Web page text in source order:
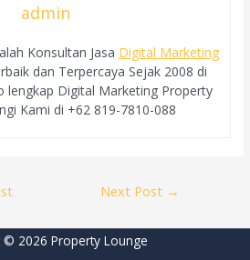
admin
Konsultan Jasa Digital Marketing
dan Terpercaya Sejak 2008 di
lengkap Digital Marketing Property
Kami di +62 819-7810-088
Next Post →
© 2026 Property Lounge